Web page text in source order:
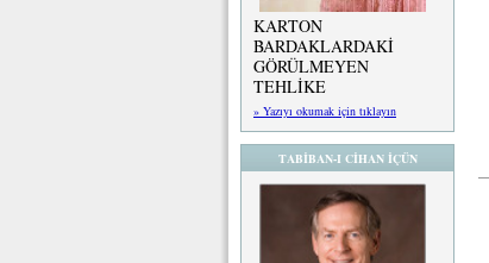
KARTON
BARDAKLARDAKİ
GÖRÜLMEYEN
TEHLİKE
» Yazıyı okumak için tıklayın
TABİBAN-I CİHAN İÇÜN